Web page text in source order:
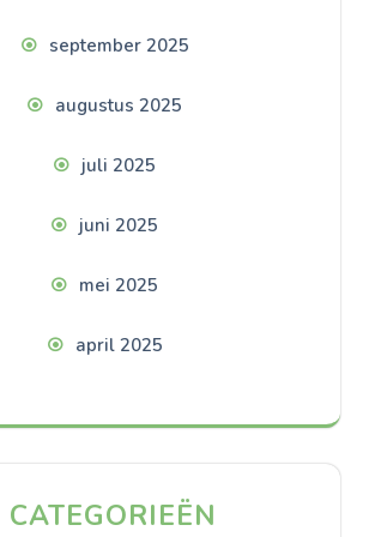
september 2025
augustus 2025
juli 2025
juni 2025
mei 2025
april 2025
CATEGORIEËN